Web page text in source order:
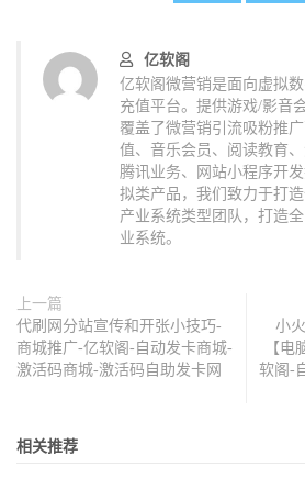
亿软阁
亿软阁微营销是面向虚拟
充值平台。提供游戏/影音
覆盖了微营销引流吸粉推
值、音乐会员、阅读教育、
腾讯业务、网站小程序开
拟类产品，我们致力于打
产业系统类型团队，打造
业系统。
上一篇
代刷网分站宣传和开张小技巧-
商城推广-亿软阁-自动发卡商城-
激活码商城-激活码自助发卡网
小
【
软阁-
相关推荐